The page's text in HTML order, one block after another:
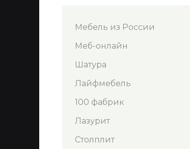
Мебель из России
Меб-онлайн
Шатура
Лайфмебель
100 фабрик
Лазурит
Столплит